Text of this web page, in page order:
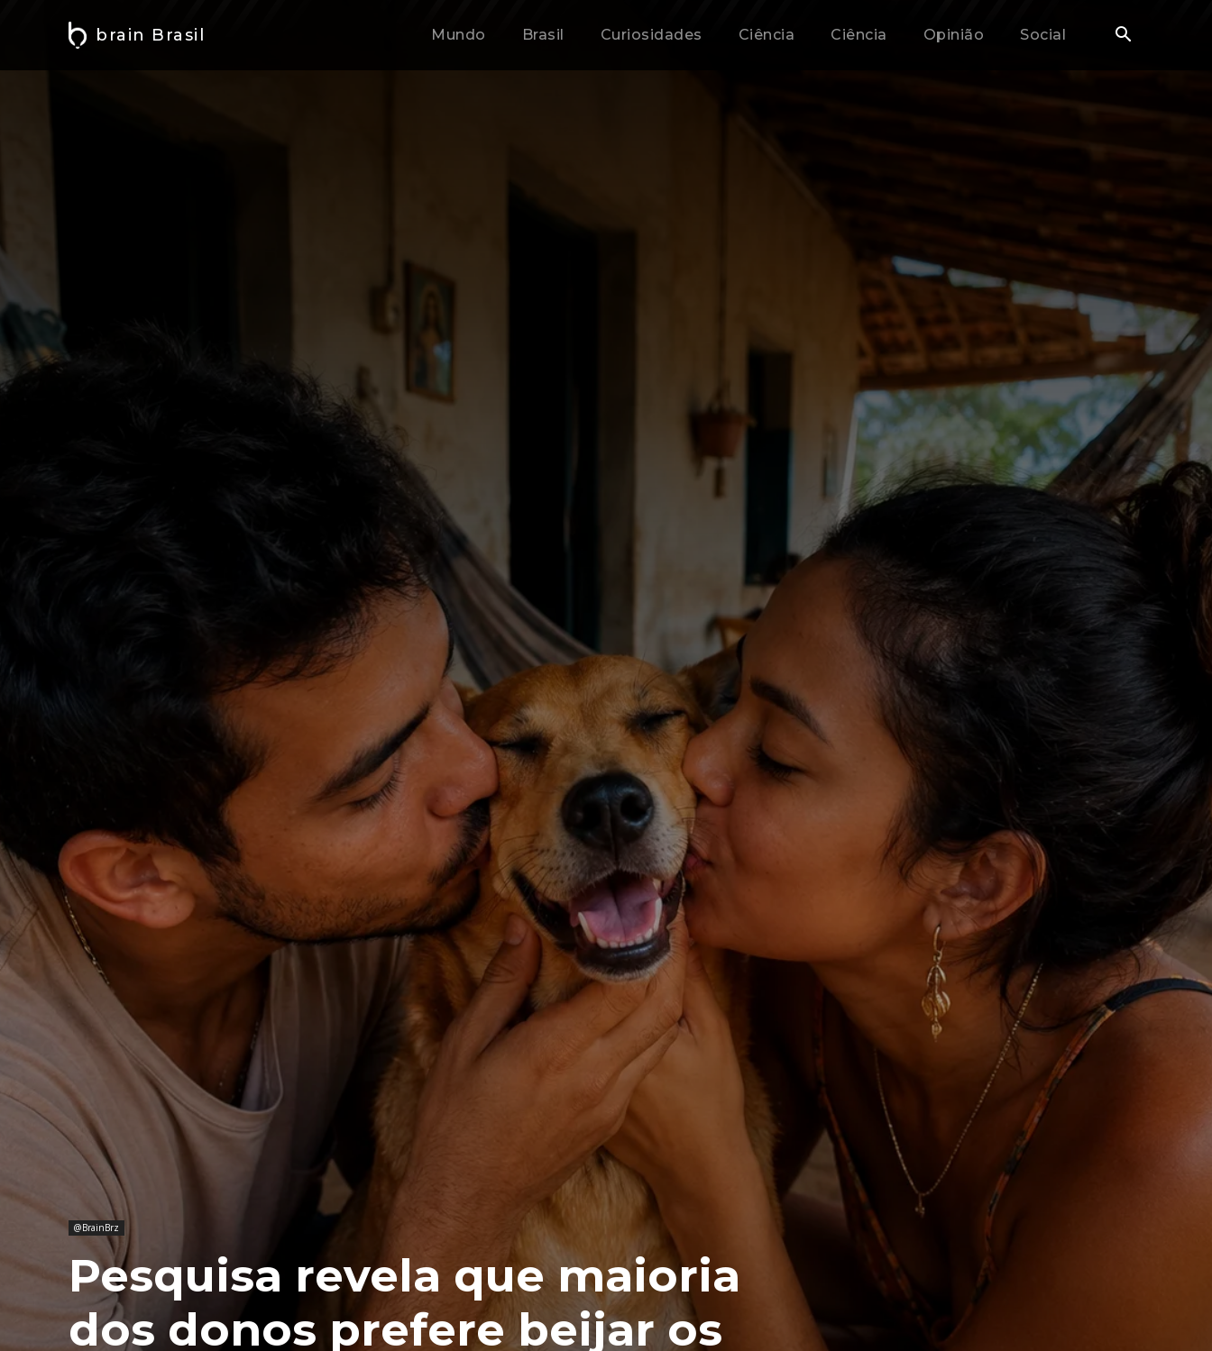
brain Brasil Mundo Brasil Curiosidades Ciência Ciência Opinião Social
@BrainBrz
Pesquisa revela que maioria
dos donos prefere beijar os